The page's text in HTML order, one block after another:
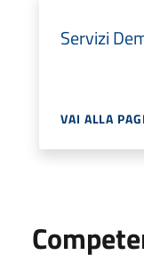
Servizi
VAI ALLA